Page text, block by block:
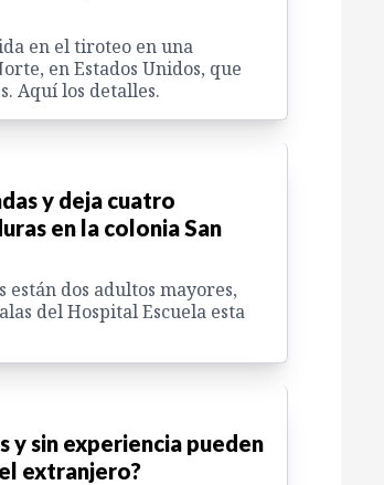
en el tiroteo en una
en Estados Unidos, que
Aquí los detalles.
y deja cuatro
en la colonia San
dos adultos mayores,
del Hospital Escuela esta
y sin experiencia pueden
extranjero?